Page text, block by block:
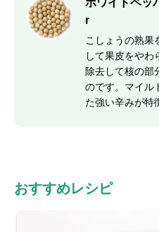
ホワイトペッ
r
こしょうの熟果
して果皮をやわ
除去して核の部
のです。マイル
た強い辛みが特
おすすめレシピ